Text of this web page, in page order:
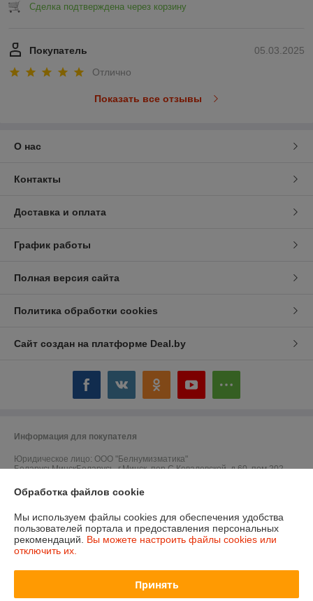
Сделка подтверждена через корзину
05.03.2025
Покупатель
Отлично
Показать все отзывы
О нас
Контакты
Доставка и оплата
График работы
Полная версия сайта
Политика обработки cookies
Сайт создан на платформе Deal.by
Информация для покупателя
Юридическое лицо: ООО "Белнумизматика"
БеларусьМинскБеларусь, г.Минск, пер.С.Ковалевской, д.60, пом.202
Регистрационный номер ЕГР: 193017016
УНП: 193017016
Регистрационный орган: Мингорисполком
Ссылка на свидетельство/лицензию
Обработка файлов cookie
Мы используем файлы cookies для обеспечения удобства
пользователей портала и предоставления персональных
рекомендаций. Вы можете настроить файлы cookies или
отключить их.
Принять